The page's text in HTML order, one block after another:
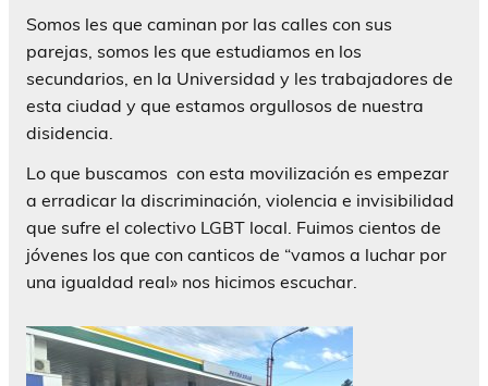
Somos les que caminan por las calles con sus
parejas, somos les que estudiamos en los
secundarios, en la Universidad y les trabajadores de
esta ciudad y que estamos orgullosos de nuestra
disidencia.
Lo que buscamos con esta movilización es empezar
a erradicar la discriminación, violencia e invisibilidad
que sufre el colectivo LGBT local. Fuimos cientos de
jóvenes los que con canticos de “vamos a luchar por
una igualdad real» nos hicimos escuchar.